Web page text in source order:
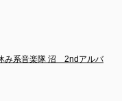
み系音楽隊 沼　2ndアルバ